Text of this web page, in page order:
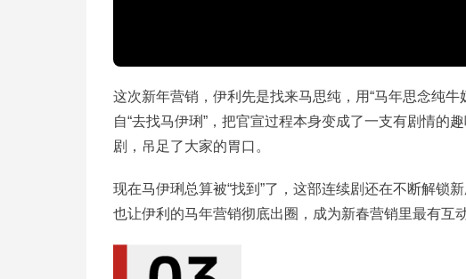
这次新年营销，伊利先是找来马思纯，用“马年思念纯
自“去找马伊琍”，把官宣过程本身变成了一支有剧情的
剧，吊足了大家的胃口。
现在马伊琍总算被“找到”了，这部连续剧还在不断解锁
也让伊利的马年营销彻底出圈，成为新春营销里最有互